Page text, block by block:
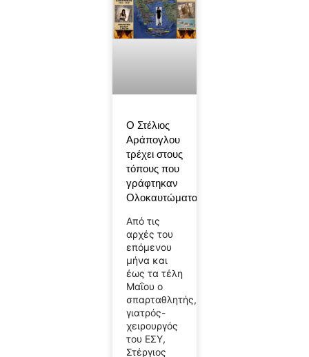
Ο Στέλιος
Αράπογλου
τρέχει στους
τόπους που
γράφτηκαν
Ολοκαυτώματα
Από τις
αρχές του
επόμενου
μήνα και
έως τα τέλη
Μαΐου ο
σπαρταθλητής,
γιατρός-
χειρουργός
του ΕΣΥ,
Στέργιος